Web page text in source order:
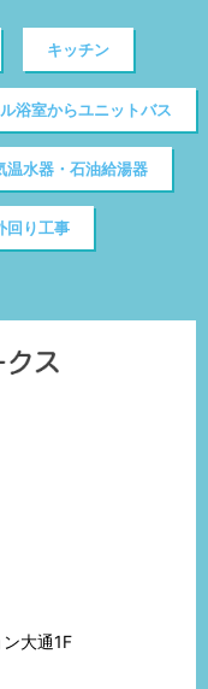
キッチン
浴室からユニットバス
温水器・石油給湯器
回り工事
大通1F